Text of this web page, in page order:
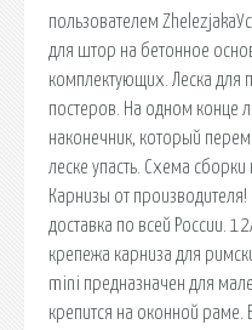
пользователем
для штор на бетонное
комплектующих. Леска для
постеров. На одном конце
наконечник, который
леске упасть. Схема
Карнизы от
доставка по всей России.
крепежа карниза для
mini предназначен для
крепится на оконной раме.